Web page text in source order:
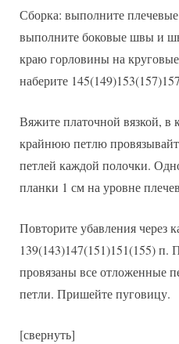
Сборка: выполните
выполните боковые швы и
краю горловины на
наберите
Вяжите платочной вязкой, в
крайнюю петлю
петлей каждой полочки.
планки 1 см на уровне
Повторите убавления через
139(143)147(151)151(155) п.
провязаны все отложенные
петли. Пришейте пуговицу.
[свернуть]